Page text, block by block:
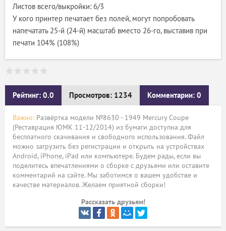
Листов всего/выкройки: 6/3
У кого принтер печатает без полей, могут попробовать
напечатать 25-й (24-й) масштаб вместо 26-го, выставив при
печати 104% (108%)
Рейтинг: 0.0 Просмотров: 1234 Комментарии: 0
Важно: Развёртка модели №8630 - 1949 Mercury Coupe
(Реставрация ЮМК 11-12/2014) из бумаги доступна для
бесплатного скачивания и свободного использования. Файл
можно загрузить без регистрации и открыть на устройствах
Android, iPhone, iPad или компьютере. Будем рады, если вы
поделитесь впечатлениями о сборке с друзьями или оставите
комментарий на сайте. Мы заботимся о вашем удобстве и
качестве материалов. Желаем приятной сборки!
Рассказать друзьям!